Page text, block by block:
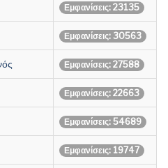
Εμφανίσεις: 23135
Εμφανίσεις: 30563
Εμφανίσεις: 27588
Εμφανίσεις: 22663
Εμφανίσεις: 54689
Εμφανίσεις: 19747